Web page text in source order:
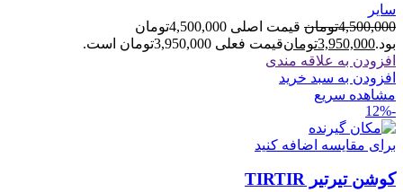
سایر
4,500,000تومان
قیمت اصلی 4,500,000تومان
بود.3,950,000تومانقیمت فعلی 3,950,000تومان است.
افزودن به علاقه مندی
افزودن به سبد خرید
مشاهده سریع
-12%
برای مقایسه اضافه کنید
کوشن تیرتیر TIRTIR